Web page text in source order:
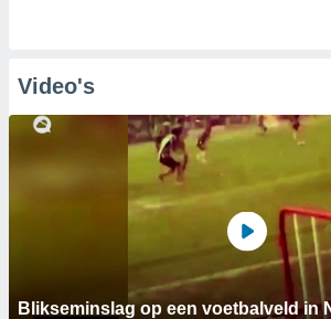
Video's
Blikseminslag op een voetbalveld in